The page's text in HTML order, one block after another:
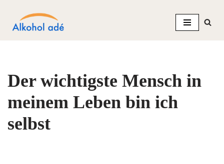
Zum
Der wichtigste Mensch in
meinem Leben bin ich
selbst